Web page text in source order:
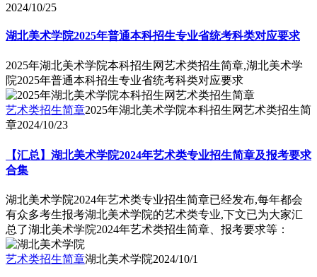
2024/10/25
湖北美术学院2025年普通本科招生专业省统考科类对应要求
2025年湖北美术学院本科招生网艺术类招生简章,湖北美术学
院2025年普通本科招生专业省统考科类对应要求
艺术类招生简章2025年湖北美术学院本科招生网艺术类招生简
章2024/10/23
【汇总】湖北美术学院2024年艺术类专业招生简章及报考要求
合集
湖北美术学院2024年艺术类专业招生简章已经发布,每年都会
有众多考生报考湖北美术学院的艺术类专业,下文已为大家汇
总了湖北美术学院2024年艺术类招生简章、报考要求等：
艺术类招生简章湖北美术学院2024/10/1